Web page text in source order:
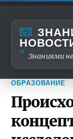
Знаниями
ОБРАЗОВАНИЕ